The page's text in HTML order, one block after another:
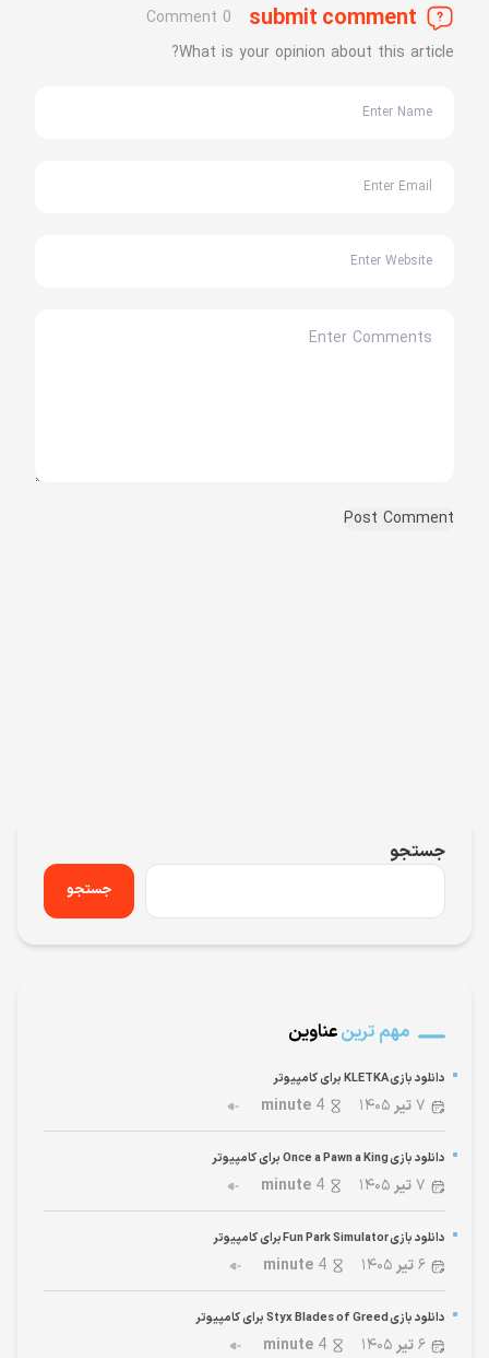
submit comment
0 Comment
What is your opinion about this article?
جستجو
جستجو
مهم ترینعناوین
دانلود بازی KLETKA برای کامپیوتر
۷تیر ۱۴۰۵ 4
minute
دانلود بازی Once a Pawn a King برای کامپیوتر
۷تیر ۱۴۰۵ 4
minute
دانلود بازی Fun Park Simulator برای کامپیوتر
۶تیر ۱۴۰۵ 4
minute
دانلود بازی Styx Blades of Greed برای کامپیوتر
۶تیر ۱۴۰۵ 4
minute